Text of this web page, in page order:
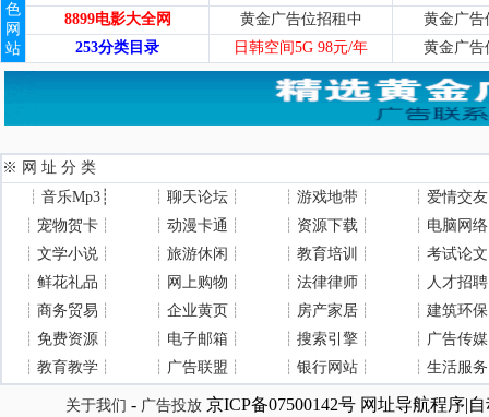
色
网
站
8899电影大全网
黄金广告位招租中
黄金广告
253分类目录
日韩空间5G 98元/年 黄金广告
※ 网 址 分 类
┊ 音乐Mp3 ┊ ┊ 聊天论坛 ┊ ┊ 游戏地带 ┊ ┊ 爱情交友
┊ 宠物贺卡 ┊ ┊ 动漫卡通 ┊ ┊ 资源下载 ┊ ┊ 电脑网络
┊ 文学小说 ┊ ┊ 旅游休闲 ┊ ┊ 教育培训 ┊ ┊ 考试论文
┊ 鲜花礼品 ┊ ┊ 网上购物 ┊ ┊ 法律律师 ┊ ┊ 人才招聘
┊ 商务贸易 ┊ ┊ 企业黄页 ┊ ┊ 房产家居 ┊ ┊ 建筑环保
┊ 免费资源 ┊ ┊ 电子邮箱 ┊ ┊ 搜索引擎 ┊ ┊ 广告传媒
┊ 教育教学 ┊ ┊ 广告联盟 ┊ ┊ 银行网站 ┊ ┊ 生活服务
关于我们 - 广告投放京ICP备07500142号 网址导航程序|